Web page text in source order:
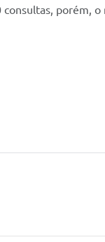
porém,